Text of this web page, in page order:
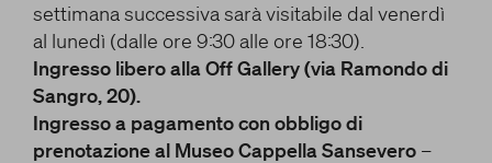
settimana successiva sarà visitabile dal venerdì
al lunedì (dalle ore 9:30 alle ore 18:30).
Ingresso libero alla Off Gallery (via Ramondo di
Sangro, 20).
Ingresso a pagamento con obbligo di
prenotazione al Museo Cappella Sansevero–